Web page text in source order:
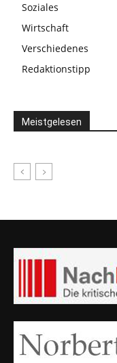
Soziales
Wirtschaft
Verschiedenes
Redaktionstipp
Meistgelesen